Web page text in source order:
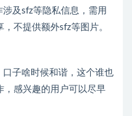
及sfz等隐私信息，需用
不提供额外sfz等图片。
子啥时候和谐，这个谁也
，感兴趣的用户可以尽早